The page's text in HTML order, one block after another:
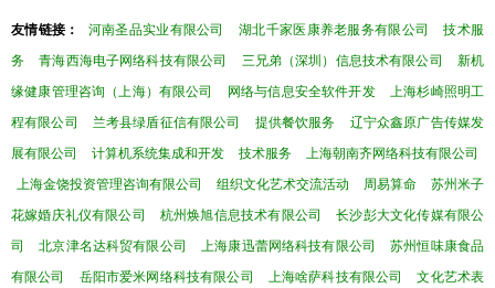
友情链接： 河南圣品实业有限公司 湖北千家医康养老服务有限公司
技术服
务
青海西海电子网络科技有限公司 三兄弟（深圳）信息技术有限公司
新机
缘健康管理咨询（上海）有限公司
网络与信息安全软件开发
上海杉崎照明工
程有限公司
兰考县绿盾征信有限公司 提供餐饮服务
辽宁众鑫原广告传媒发
展有限公司
计算机系统集成和开发 技术服务
上海朝南齐网络科技有限公司
上海金饶投资管理咨询有限公司
组织文化艺术交流活动 周易算命
苏州米子
花嫁婚庆礼仪有限公司
杭州焕旭信息技术有限公司
长沙彭大文化传媒有限公
司
北京津名达科贸有限公司 上海康迅蕾网络科技有限公司
苏州恒味康食品
有限公司
岳阳市爱米网络科技有限公司 上海啥萨科技有限公司
文化艺术表